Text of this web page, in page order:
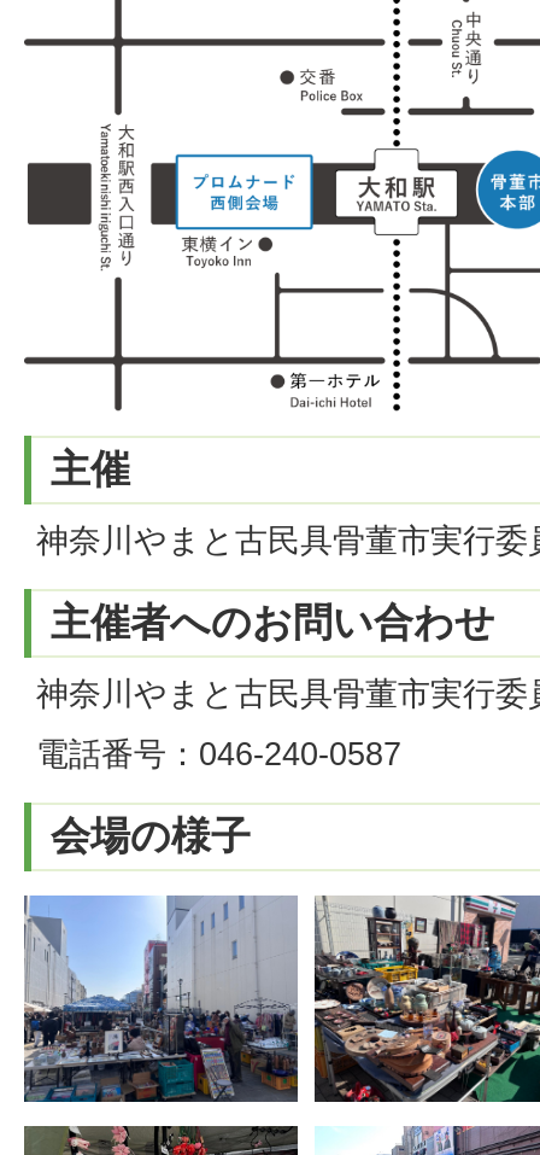
主催
神奈川やまと古民具骨董市実行委
主催者へのお問い合わせ
神奈川やまと古民具骨董市実行委
電話番号：046-240-0587
会場の様子